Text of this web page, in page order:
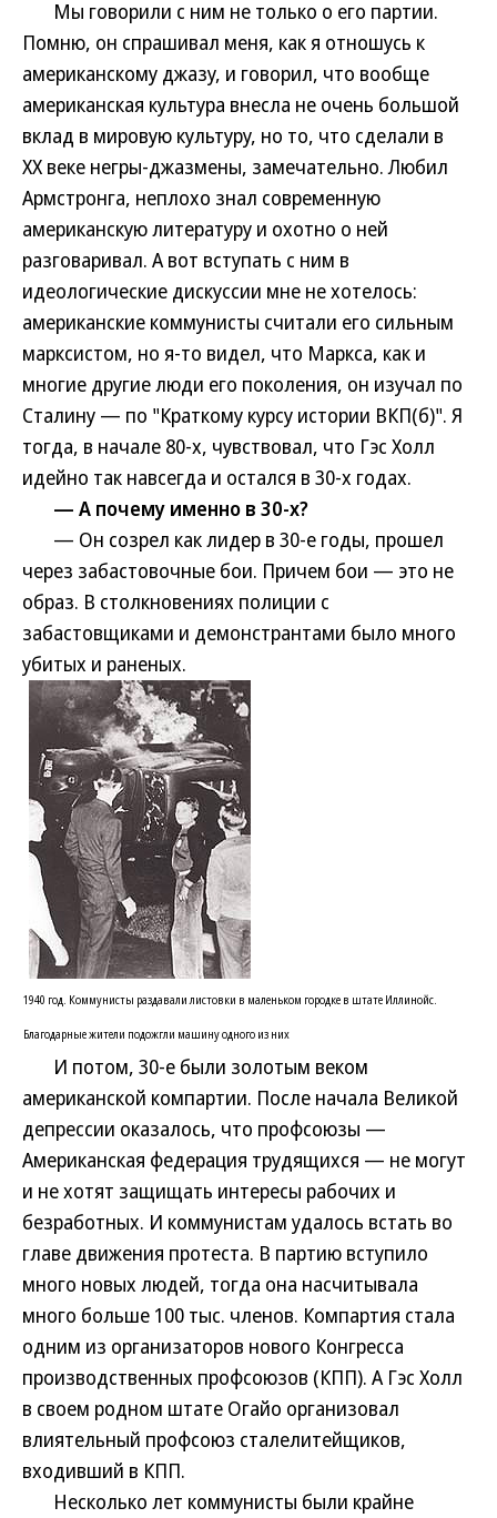
Мы говорили с ним не только о его партии.
Помню, он спрашивал меня, как я отношусь к
американскому джазу, и говорил, что вообще
американская культура внесла не очень большой
вклад в мировую культуру, но то, что сделали в
XX веке негры-джазмены, замечательно. Любил
Армстронга, неплохо знал современную
американскую литературу и охотно о ней
разговаривал. А вот вступать с ним в
идеологические дискуссии мне не хотелось:
американские коммунисты считали его сильным
марксистом, но я-то видел, что Маркса, как и
многие другие люди его поколения, он изучал по
Сталину — по "Краткому курсу истории ВКП(б)". Я
тогда, в начале 80-х, чувствовал, что Гэс Холл
идейно так навсегда и остался в 30-х годах.
— А почему именно в 30-х?
— Он созрел как лидер в 30-е годы, прошел
через забастовочные бои. Причем бои — это не
образ. В столкновениях полиции с
забастовщиками и демонстрантами было много
убитых и раненых.
1940 год. Коммунисты раздавали листовки в маленьком городке в штате Иллинойс.
Благодарные жители подожгли машину одного из них
И потом, 30-е были золотым веком
американской компартии. После начала Великой
депрессии оказалось, что профсоюзы —
Американская федерация трудящихся — не могут
и не хотят защищать интересы рабочих и
безработных. И коммунистам удалось встать во
главе движения протеста. В партию вступило
много новых людей, тогда она насчитывала
много больше 100 тыс. членов. Компартия стала
одним из организаторов нового Конгресса
производственных профсоюзов (КПП). А Гэс Холл
в своем родном штате Огайо организовал
влиятельный профсоюз сталелитейщиков,
входивший в КПП.
Несколько лет коммунисты были крайне